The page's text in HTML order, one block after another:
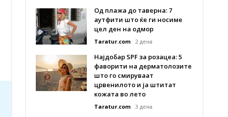
Од плажа до таверна: 7
аутфити што ќе ги носиме
цел ден на одмор
Taratur.com 2 дена
Најдобар SPF за розацеа: 5
фаворити на дерматолозите
што го смируваат
црвенилото и ја штитат
кожата во лето
Taratur.com 3 дена